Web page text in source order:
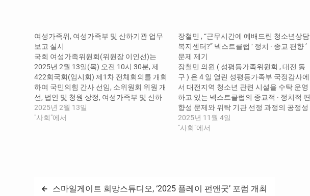
여성가족위, 여성가족부 및 산하기관 업무
보고 실시
국회 여성가족위원회(위원장 이인선)는
2025년 2월 13일(목) 오전 10시 30분, 제
422회국회(임시회) 제1차 전체회의를 개회
하여 국민의힘 간사 선임, 소위원회 위원 개
선, 법안 및 청원 상정, 여성가족부 및 산하
기관의 업무보고를 받고, 주요 정책 및 현안
에 대하여 논의하는 시간을 가졌다. 국민의
2025년 2월 13일
"사회"에서
장철민 , “근무시간에 예배드린 청소년상담
복지센터?” 넥스트클럽 ‘ 정치 · 종교 편향 ’
문제 제기
장철민 의원 ( 성평등가족위원회 , 대전 동
구 ) 은 4 일 열린 성평등가족부 국정감사에
서 대전지역 청소년 관련 시설을 수탁 운영
하고 있는 넥스트클럽의 종교적 · 정치적 편
향성 문제와 위탁 기관 선정 과정의 공정성
문제를 지적했다 . 넥스트클럽이 성평등가
족부 청소년 정책의 신뢰성을 훼손하고 있
2025년 11월 4일
"사회"에서
글 스마일게이트 희망스튜디오, ‘2025 플레이 펀앤굿’ 포럼 개최